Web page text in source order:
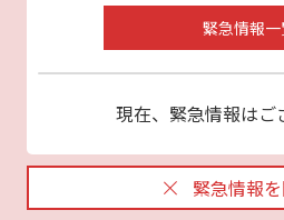
緊急情報
現在、緊急情報はご
緊急情報